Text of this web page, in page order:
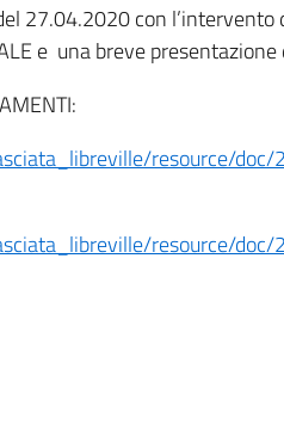
27.04.2020 con l’intervento
e una breve
resource/
resource/